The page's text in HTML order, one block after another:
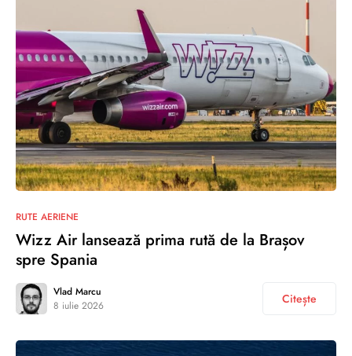
RUTE AERIENE
Wizz Air lansează prima rută de la Brașov
spre Spania
Vlad Marcu
8 iulie 2026
Citește